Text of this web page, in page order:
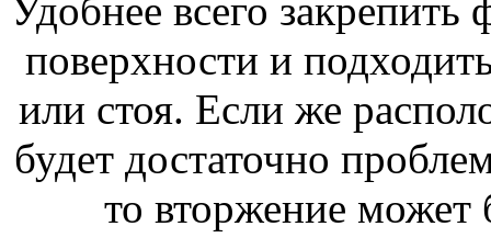
Удобнее всего закрепить
поверхности и
или стоя. Если же
будет достаточно
то вторжение может